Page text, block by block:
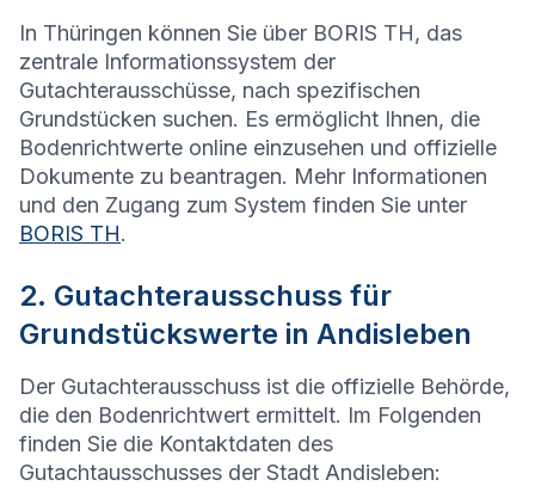
In Thüringen können Sie über BORIS TH, das
zentrale Informationssystem der
Gutachterausschüsse, nach spezifischen
Grundstücken suchen. Es ermöglicht Ihnen, die
Bodenrichtwerte online einzusehen und offizielle
Dokumente zu beantragen. Mehr Informationen
und den Zugang zum System finden Sie unter
BORIS TH.
2. Gutachterausschuss für
Grundstückswerte in Andisleben
Der Gutachterausschuss ist die offizielle Behörde,
die den Bodenrichtwert ermittelt. Im Folgenden
finden Sie die Kontaktdaten des
Gutachtausschusses der Stadt Andisleben: